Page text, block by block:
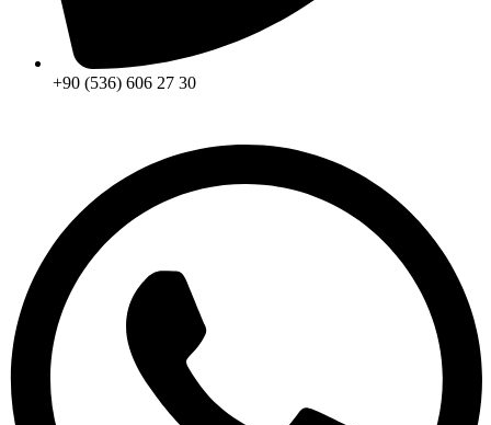
+90 (536) 606 27 30